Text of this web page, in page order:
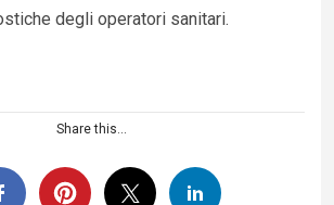
degli operatori sanitari.
Share this...